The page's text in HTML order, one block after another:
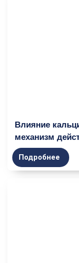
Влияние
механизм
Подробнее